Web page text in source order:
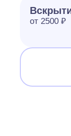
от 2500 ₽